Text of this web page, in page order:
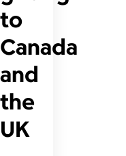
to
Canada
and
the
UK